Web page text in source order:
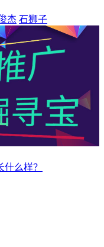
杰 石狮子
么样？